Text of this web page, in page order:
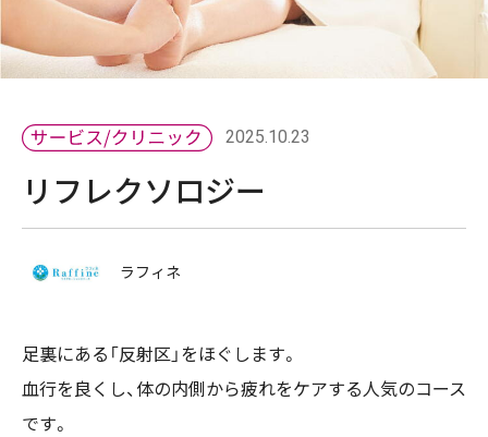
2025.10.23
リフレクソロジー
ラフィネ
足裏にある「反射区」をほぐします。
血行を良くし、体の内側から疲れをケアする人気のコース
です。